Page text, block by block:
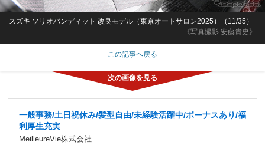
《写真撮影 安藤貴史》
スズキ ソリオバンディット 改良モデル（東京オートサロン2025）（11/35）
この記事へ戻る
一般事務/土日祝休み/髪型自由/未経験活躍中/ボーナスあり/福
利厚生充実
MeilleureVie株式会社